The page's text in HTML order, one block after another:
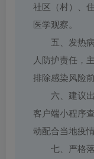
社区（村）、
医学观察。
五、发热
人防护责任，
排除感染风险前
六、建议
客户端小程序
动配合当地疫
七、严格